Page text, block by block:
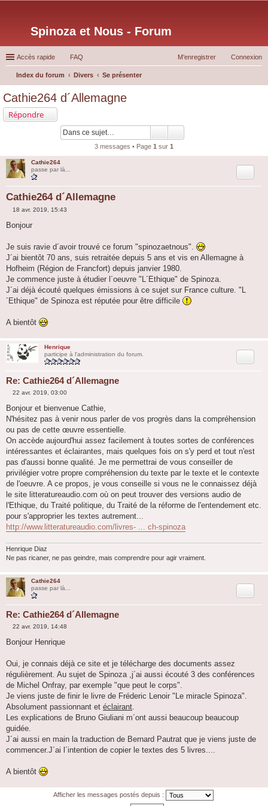
Spinoza et Nous - Forum
Accès rapide FAQ Connexion
M’enregistrer
Index du forum Divers
Se présenter
Cathie264 d´Allemagne
Répondre
3 messages • Page 1 sur 1
Cathie264
passe par là...
Cathie264 d´Allemagne
s
g
e
18 avr. 2019, 15:43
Bonjour
Je suis ravie d´avoir trouvé ce forum "spinozaetnous".
J´ai bientôt 70 ans, suis retraitée depuis 5 ans et vis en Allemagne à
Hofheim (Région de Francfort) depuis janvier 1980.
Je commence juste à étudier l´oeuvre "L´Ethique" de Spinoza.
J´ai déjà écouté quelques émissions à ce sujet sur France culture. "L
´Ethique" de Spinoza est réputée pour être difficile
A bientôt
Henrique
participe à l'administration du forum.
Re: Cathie264 d´Allemagne
s
s
g
e
22 avr. 2019, 03:00
Bonjour et bienvenue Cathie,
N'hésitez pas à venir nous parler de vos progrès dans la compréhension
ou pas de cette œuvre essentielle.
On accède aujourd'hui assez facilement à toutes sortes de conférences
intéressantes et éclairantes, mais quelques fois on s'y perd et tout n'est
pas d'aussi bonne qualité. Je me permettrai de vous conseiller de
privilégier votre propre compréhension du texte par le texte et le contexte
de l'oeuvre. A ce propos, je vous conseille si vous ne le connaissez déjà
le site litteratureaudio.com où on peut trouver des versions audio de
l'Ethique, du Traité politique, du Traité de la réforme de l'entendement etc.
pour s'approprier les textes autrement...
http://www.litteratureaudio.com/livres- ... ch-spinoza
Henrique Diaz
Ne pas ricaner, ne pas geindre, mais comprendre pour agir vraiment.
Cathie264
passe par là...
Re: Cathie264 d´Allemagne
s
g
e
22 avr. 2019, 14:48
Bonjour Henrique
Oui, je connais déjà ce site et je télécharge des documents assez
régulièrement. Au sujet de Spinoza ,j´ai aussi écouté 3 des conférences
de Michel Onfray, par exemple "que peut le corps".
Je viens juste de finir le livre de Fréderic Lenoir "Le miracle Spinoza".
Absolument passionnant et éclairant
Les explications de Bruno Giuliani m´ont aussi beaucoup beaucoup
guidée.
J´ai aussi en main la traduction de Bernard Pautrat que je viens juste de
commencer.J´ai l´intention de copier le textes des 5 livres....
A bientôt
Afficher les messages postés depuis :